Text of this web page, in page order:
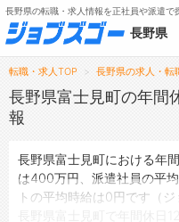
無料会員登録
トップ
詳細情報で求人を探す
長野県の転職・求人情報を正社員や派遣で
長野県
転職・求人TOP 長野県の求人・転
長野県富士見町の年間
報
長野県富士見町における年
は400万円、派遣社員の平
トの平均時給は0円です（ジ